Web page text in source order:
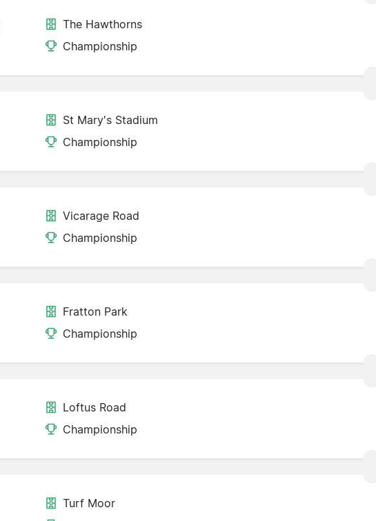
The Hawthorns
Championship
St Mary's Stadium
Championship
Vicarage Road
Championship
Fratton Park
Championship
Loftus Road
Championship
Turf Moor